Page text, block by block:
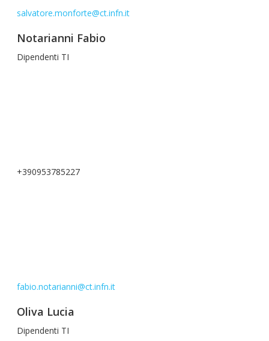
salvatore.monforte@ct.infn.it
Notarianni Fabio
Dipendenti TI
+390953785227
fabio.notarianni@ct.infn.it
Oliva Lucia
Dipendenti TI